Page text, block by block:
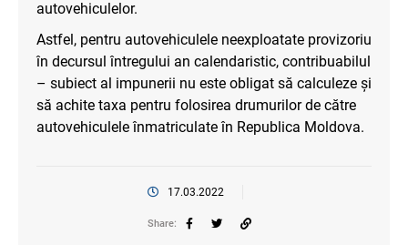
autovehiculelor.
Astfel, pentru autovehiculele neexploatate provizoriu
în decursul întregului an calendaristic, contribuabilul
– subiect al impunerii nu este obligat să calculeze și
să achite taxa pentru folosirea drumurilor de către
autovehiculele înmatriculate în Republica Moldova.
17.03.2022
Share: